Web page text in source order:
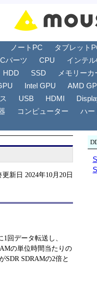
ノートPC タブレット
パーツ CPU インテ
HDD SSD メモリーカ
Intel GPU AMD
USB HDMI
コンピューター ハー
更新日 2024年10月20日
回データ転送し、
の単位時間当たりの
SDR SDRAMの2倍と